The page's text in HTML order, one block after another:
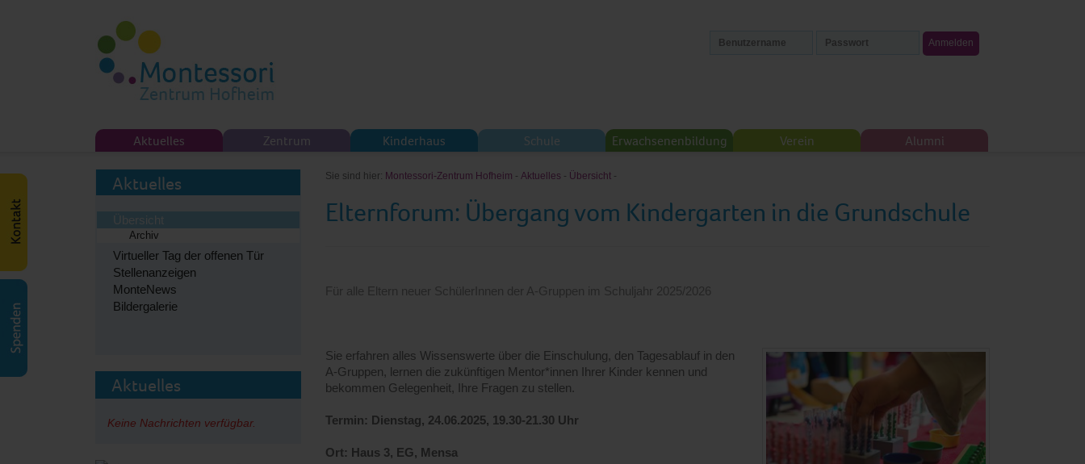
Aktuelles Zentrum Kinderhaus Schule Erwachsenenbildung Verein Alumni
Aktuelles
Übersicht
Archiv
Virtueller Tag der offenen Tür
Stellenanzeigen
MonteNews
Bildergalerie
Aktuelles
Keine Nachrichten verfügbar.
Sie sind hier: Montessori-Zentrum Hofheim - Aktuelles - Übersicht-
Elternforum: Übergang vom Kindergarten in die Grundschule
Für alle Eltern neuer SchülerInnen der A-Gruppen im Schuljahr 2025/2026
Sie erfahren alles Wissenswerte über die Einschulung, den Tagesablauf in den
A-Gruppen, lernen die zukünftigen Mentor*innen Ihrer Kinder kennen und
bekommen Gelegenheit, Ihre Fragen zu stellen.
Termin: Dienstag, 24.06.2025, 19.30-21.30 Uhr
Ort: Haus 3, EG, Mensa